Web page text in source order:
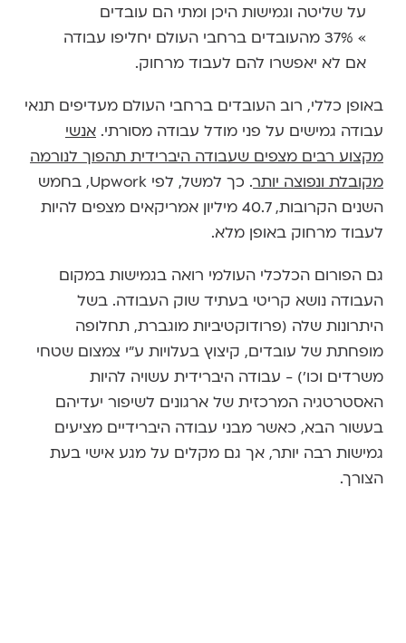
על שליטה וגמישות היכן ומתי הם עובדים
» 37% מהעובדים ברחבי העולם יחליפו עבודה
אם לא יאפשרו להם לעבוד מרחוק.
באופן כללי, רוב העובדים ברחבי העולם מעדיפים תנאי
עבודה גמישים על פני מודל עבודה מסורתי. אנשי
מקצוע רבים מצפים שעבודה היברידית תהפוך לנורמה
מקובלת ונפוצה יותר
. כך למשל, לפי Upwork, בחמש
השנים הקרובות, 40.7 מיליון אמריקאים מצפים להיות
לעבוד מרחוק באופן מלא.
גם הפורום הכלכלי העולמי רואה בגמישות במקום
העבודה נושא קריטי בעתיד שוק העבודה. בשל
היתרונות שלה (פרודוקטיביות מוגברת, תחלופה
מופחתת של עובדים, קיצוץ בעלויות ע"י צמצום שטחי
משרדים וכו') - עבודה היברידית עשויה להיות
האסטרטגיה המרכזית של ארגונים לשיפור יעדיהם
בעשור הבא, כאשר מבני עבודה היברידיים מציעים
גמישות רבה יותר, אך גם מקלים על מגע אישי בעת
הצורך.